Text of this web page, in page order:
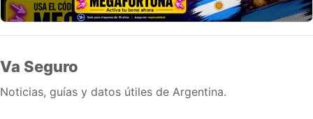
Va Seguro
Noticias, guías y datos útiles de Argentina.